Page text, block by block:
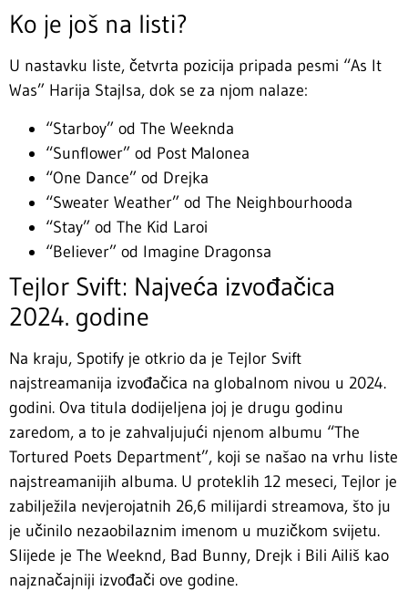
Ko je još na listi?
U nastavku liste, četvrta pozicija pripada pesmi “As It
Was” Harija Stajlsa, dok se za njom nalaze:
“Starboy” od The Weeknda
“Sunflower” od Post Malonea
“One Dance” od Drejka
“Sweater Weather” od The Neighbourhooda
“Stay” od The Kid Laroi
“Believer” od Imagine Dragonsa
Tejlor Svift: Najveća izvođačica
2024. godine
Na kraju, Spotify je otkrio da je Tejlor Svift
najstreamanija izvođačica na globalnom nivou u 2024.
godini. Ova titula dodijeljena joj je drugu godinu
zaredom, a to je zahvaljujući njenom albumu “The
Tortured Poets Department”, koji se našao na vrhu liste
najstreamanijih albuma. U proteklih 12 meseci, Tejlor je
zabilježila nevjerojatnih 26,6 milijardi streamova, što ju
je učinilo nezaobilaznim imenom u muzičkom svijetu.
Slijede je The Weeknd, Bad Bunny, Drejk i Bili Ailiš kao
najznačajniji izvođači ove godine.